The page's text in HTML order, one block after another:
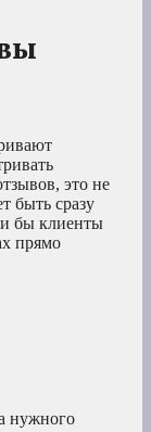
это не
быть сразу
бы клиенты
прямо
нужного